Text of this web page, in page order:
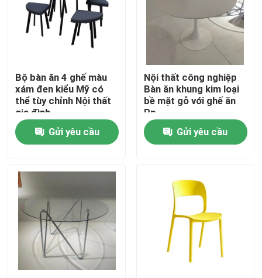
Địa chỉ liên hệ
Nội thất phòng gia đình
Nội thất phòng khách
Tủ TV tùy chỉnh
Ghế quầy bar
Bàn cà phê tùy chỉnh
Bộ bàn ăn 4 ghế màu
xám đen kiểu Mỹ có
thể tùy chỉnh Nội thất
gia đình
Gửi yêu cầu
Nội thất công nghiệp
Bàn ăn khung kim loại
bề mặt gỗ với ghế ăn
Pp
Gửi yêu cầu